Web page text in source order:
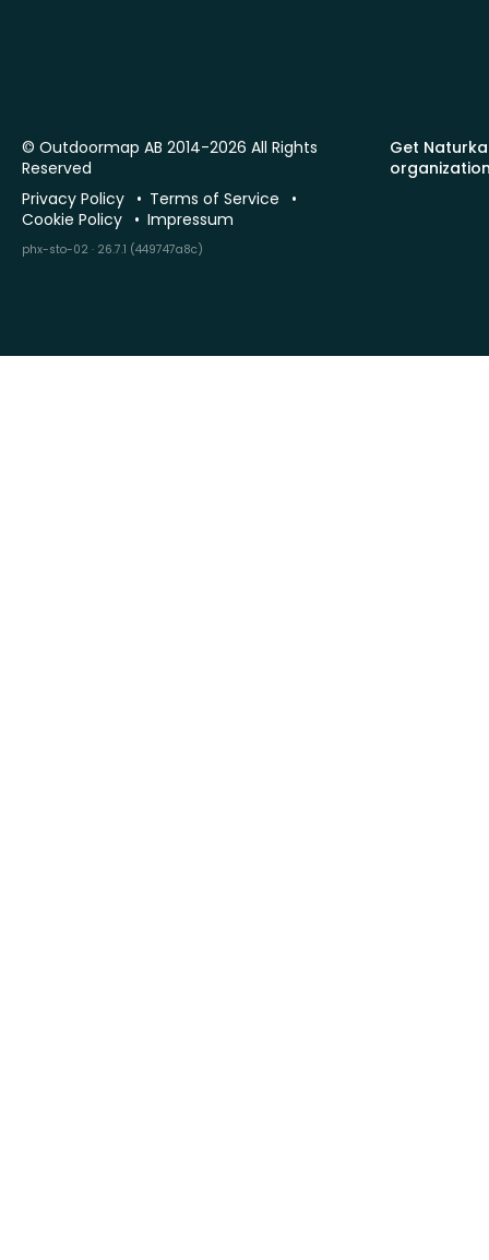
Get
© Outdoormap AB 2014-2026 All Rights
Reserved
Privacy Policy
Terms of Service
Cookie Policy
Impressum
phx-sto-02 · 26.7.1 (449747a8c)